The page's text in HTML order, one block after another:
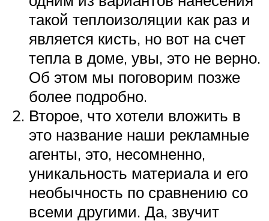
такой теплоизоляции как раз и
является кисть, но вот на счет
тепла в доме, увы, это не верно.
Об этом мы поговорим позже
более подробно.
Второе, что хотели вложить в
это название наши рекламные
агенты, это, несомненно,
уникальность материала и его
необычность по сравнению со
всеми другими. Да, звучит